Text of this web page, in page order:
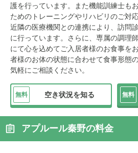
護を行っています。また機能訓練士も
ためのトレーニングやリハビリのご対
近隣の医療機関との連携により、訪問
に行っています。さらに、専属の調理
にて心を込めてご入居者様のお食事を
者様のお体の状態に合わせて食事形態
気軽にご相談ください。
無料 空き状況を知る 無料
アプルール秦野の料金